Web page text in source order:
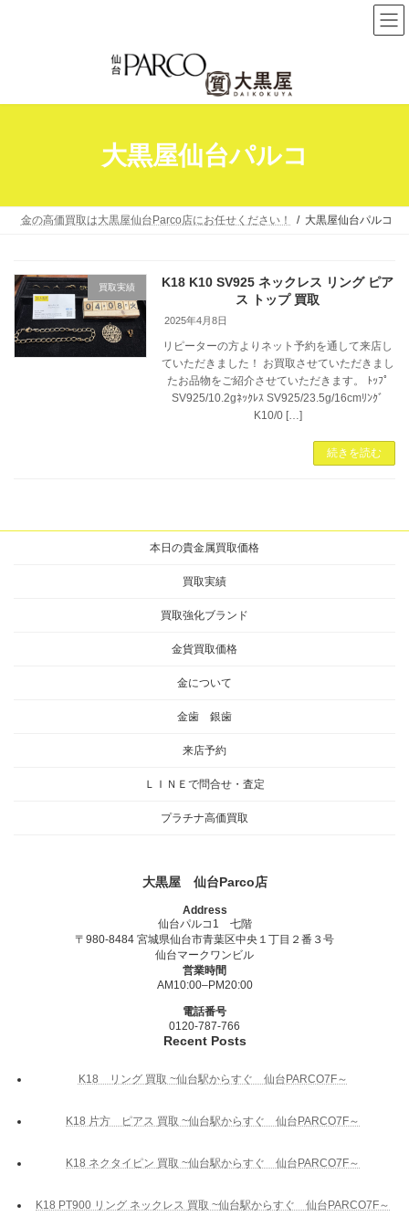
ン
テ
ン
ス
キ
ビ
ゲ
ー
ン
に
大黒屋仙台パルコ
金の高価買取は大黒屋仙台Parco店にお任せください！ 大黒屋仙台パルコ
買取実績
K18 K10 SV925 ネックレス リング ピア
ス トップ 買取
2025年4月8日
リピーターの方よりネット予約を通して来店し
ていただきました！ お買取させていただきまし
たお品物をご紹介させていただきます。 ﾄｯﾌﾟ
SV925/10.2gﾈｯｸﾚｽ SV925/23.5g/16cmﾘﾝｸﾞ
K10/0 […]
続きを読む
本日の貴金属買取価格
買取実績
買取強化ブランド
金貨買取価格
金について
金歯 銀歯
来店予約
ＬＩＮＥで問合せ・査定
プラチナ高価買取
大黒屋 仙台Parco店
Address
仙台パルコ1 七階
〒980-8484 宮城県仙台市青葉区中央１丁目２番３号
仙台マークワンビル
営業時間
AM10:00–PM20:00
電話番号
0120-787-766
Recent Posts
K18 リング 買取 ~仙台駅からすぐ 仙台PARCO7F～
K18 片方 ピアス 買取 ~仙台駅からすぐ 仙台PARCO7F～
K18 ネクタイピン 買取 ~仙台駅からすぐ 仙台PARCO7F～
K18 PT900 リング ネックレス 買取 ~仙台駅からすぐ 仙台PARCO7F～